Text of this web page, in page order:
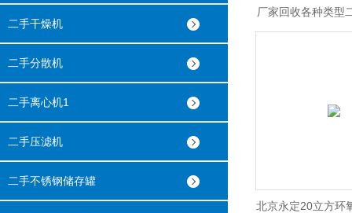
二手干燥机
二手分散机
二手离心机1
二手压滤机
二手不锈钢储存罐
厂家回收各种类型
北京永定20立方环